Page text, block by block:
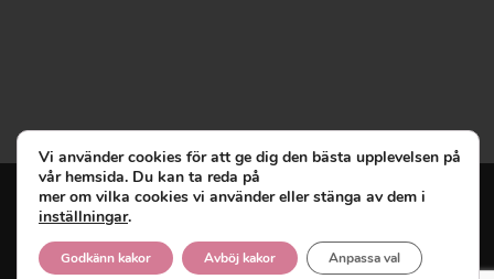
innehar upphovsrätten till denna site och
Vi använder cookies för att ge dig den bästa upplevelsen på
vår hemsida. Du kan ta reda på
mer om vilka cookies vi använder eller stänga av dem i
inställningar.
Godkänn kakor Avböj kakor Anpassa val